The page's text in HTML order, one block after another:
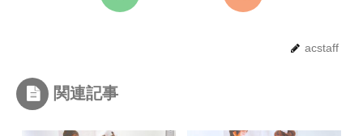
acstaff
関連記事